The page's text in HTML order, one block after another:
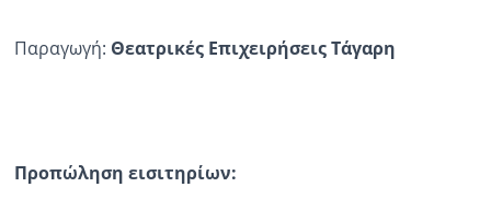
Παραγωγή: Θεατρικές ΕπιχειρήσειςΤάγαρη
Προπώληση εισιτηρίων: